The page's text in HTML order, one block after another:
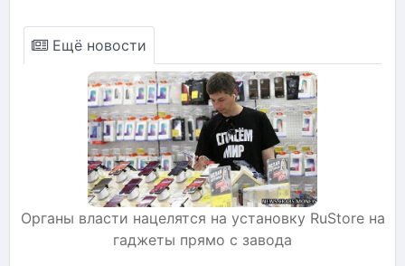
Ещё новости
Органы власти нацелятся на установку RuStore на
гаджеты прямо с завода